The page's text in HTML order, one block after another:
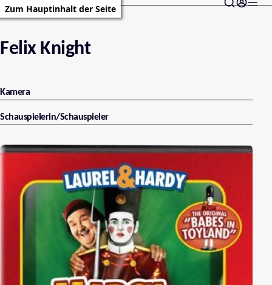
Zum Hauptinhalt der Seite
Felix Knight
Kamera
Schauspielerin/Schauspieler